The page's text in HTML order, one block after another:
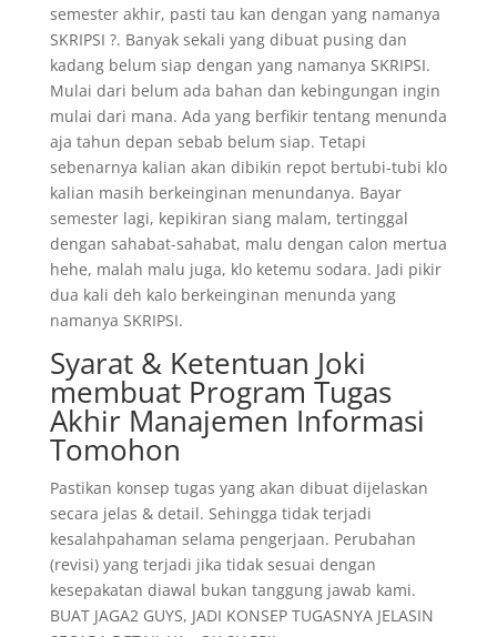
semester akhir, pasti tau kan dengan yang namanya
SKRIPSI ?. Banyak sekali yang dibuat pusing dan
kadang belum siap dengan yang namanya SKRIPSI.
Mulai dari belum ada bahan dan kebingungan ingin
mulai dari mana. Ada yang berfikir tentang menunda
aja tahun depan sebab belum siap. Tetapi
sebenarnya kalian akan dibikin repot bertubi-tubi klo
kalian masih berkeinginan menundanya. Bayar
semester lagi, kepikiran siang malam, tertinggal
dengan sahabat-sahabat, malu dengan calon mertua
hehe, malah malu juga, klo ketemu sodara. Jadi pikir
dua kali deh kalo berkeinginan menunda yang
namanya SKRIPSI.
Syarat & Ketentuan Joki
membuat Program Tugas
Akhir Manajemen Informasi
Tomohon
Pastikan konsep tugas yang akan dibuat dijelaskan
secara jelas & detail. Sehingga tidak terjadi
kesalahpahaman selama pengerjaan. Perubahan
(revisi) yang terjadi jika tidak sesuai dengan
kesepakatan diawal bukan tanggung jawab kami.
BUAT JAGA2 GUYS, JADI KONSEP TUGASNYA JELASIN